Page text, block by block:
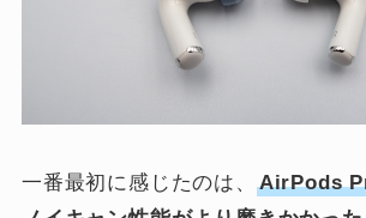
一番最初に感じたのは、
AirPods